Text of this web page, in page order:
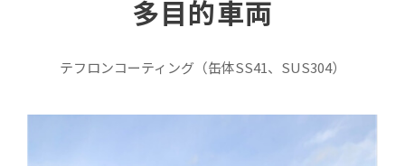
多目的車両
テフロンコーティング（缶体SS41、SUS304）